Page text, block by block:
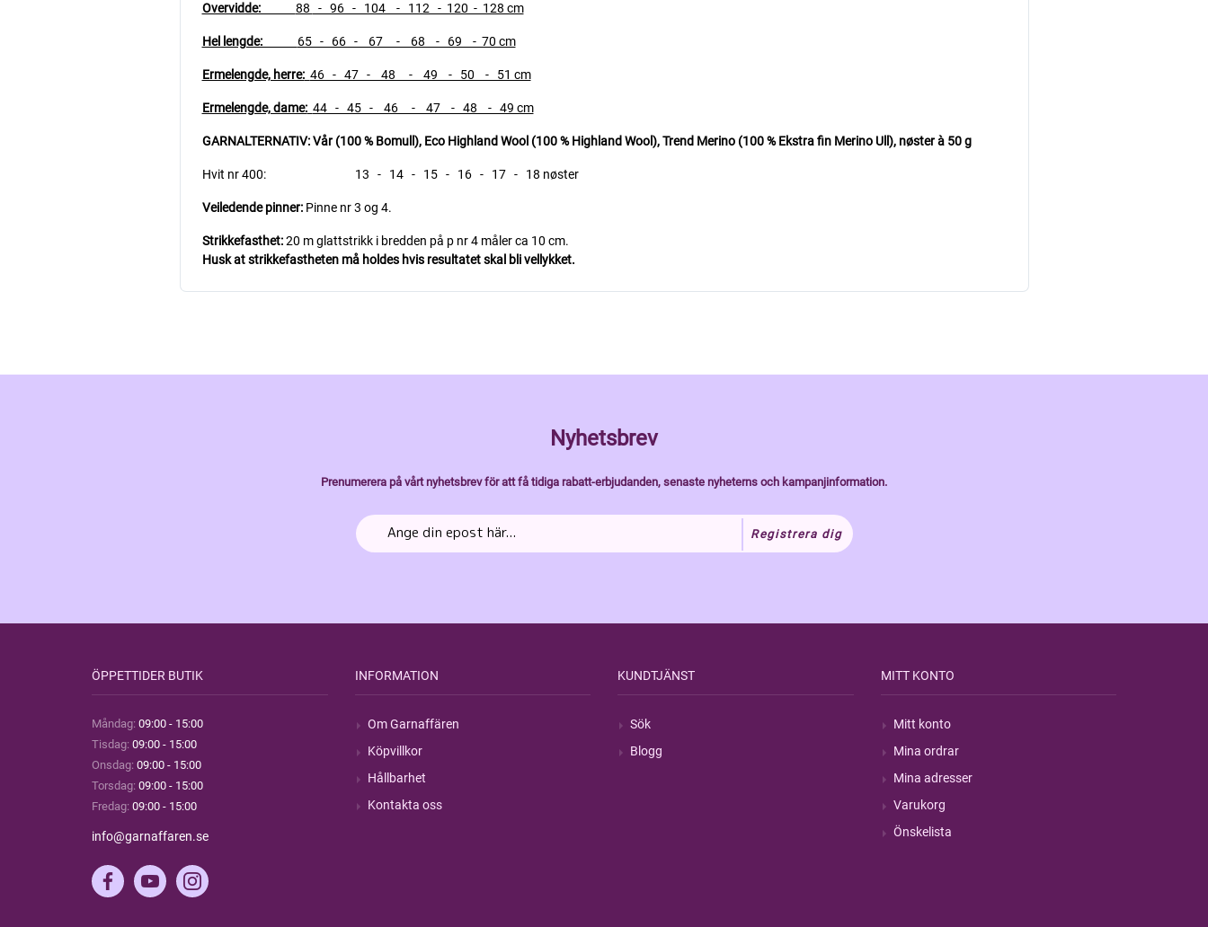
Overvidde: 88 - 96 - 104 - 112 - 120 - 128 cm
Hel lengde: 65 - 66 - 67 - 68 - 69 - 70 cm
Ermelengde, herre: 46 - 47 - 48 - 49 - 50 - 51 cm
Ermelengde, dame: 44 - 45 - 46 - 47 - 48 - 49 cm
GARNALTERNATIV: Vår (100 % Bomull), Eco Highland Wool (100 % Highland Wool), Trend Merino (100 % Ekstra fin Merino Ull), nøster à 50 g
Hvit nr 400: 13 - 14 - 15 - 16 - 17 - 18 nøster
Veiledende pinner:Pinne nr 3 og 4.
Strikkefasthet:20 m glattstrikk i bredden på p nr 4 måler ca 10 cm.
Husk at strikkefastheten må holdes hvis resultatet skal bli vellykket.
Nyhetsbrev
Prenumerera på vårt nyhetsbrev för att få tidiga rabatt-erbjudanden, senaste nyheterns och kampanjinformation.
Registrera dig
ÖPPETTIDER BUTIK
Måndag: 09:00 - 15:00
Tisdag: 09:00 - 15:00
Onsdag: 09:00 - 15:00
Torsdag: 09:00 - 15:00
Fredag: 09:00 - 15:00
info@garnaffaren.se
INFORMATION
Om Garnaffären
Köpvillkor
Hållbarhet
Kontakta oss
KUNDTJÄNST
Sök
Blogg
MITT KONTO
Mitt konto
Mina ordrar
Mina adresser
Varukorg
Önskelista